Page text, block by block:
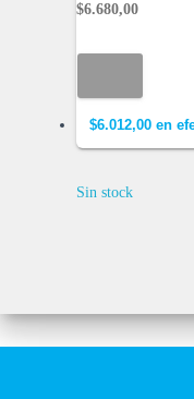
$6.680,00
$6.012,00 en
Sin stock